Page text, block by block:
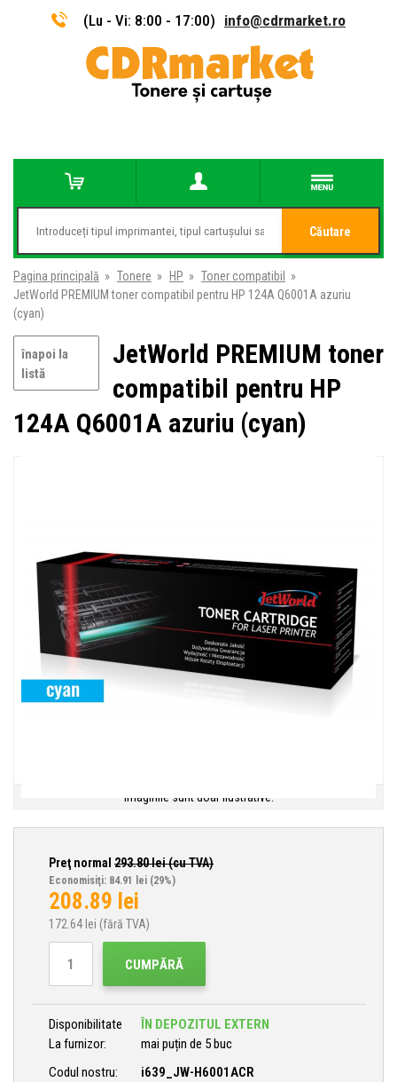
(Lu - Vi: 8:00 - 17:00) info@cdrmarket.ro
Căutare
Pagina principală » Tonere » HP » Toner compatibil
»
JetWorld PREMIUM toner compatibil pentru HP 124A Q6001A azuriu
(cyan)
înapoi la
listă
JetWorld PREMIUM toner
compatibil pentru HP
124A Q6001A azuriu (cyan)
Imaginile sunt doar ilustrative.
Preţ normal 293.80lei (cu TVA)
Economisiţi: 84.91 lei (29%)
208.89 lei
172.64 lei (fără TVA)
CUMPĂRĂ
Disponibilitate
ÎN DEPOZITUL EXTERN
La furnizor:
mai puțin de 5 buc
Codul nostru:
i639_JW-H6001ACR